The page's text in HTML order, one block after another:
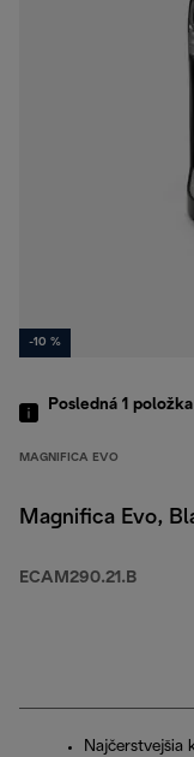
-10 %
Posledná 1 položka
MAGNIFICA EVO
Magnifica Evo,
ECAM290.21.B
Najčerstvejšia